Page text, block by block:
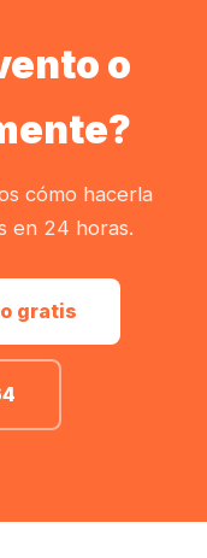
o
cómo hacerla
en 24 horas.
gratis